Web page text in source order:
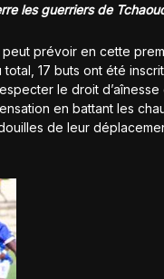
les guerriers de
prévoir en cette
17 buts ont été
le droit
en battant les
de leur